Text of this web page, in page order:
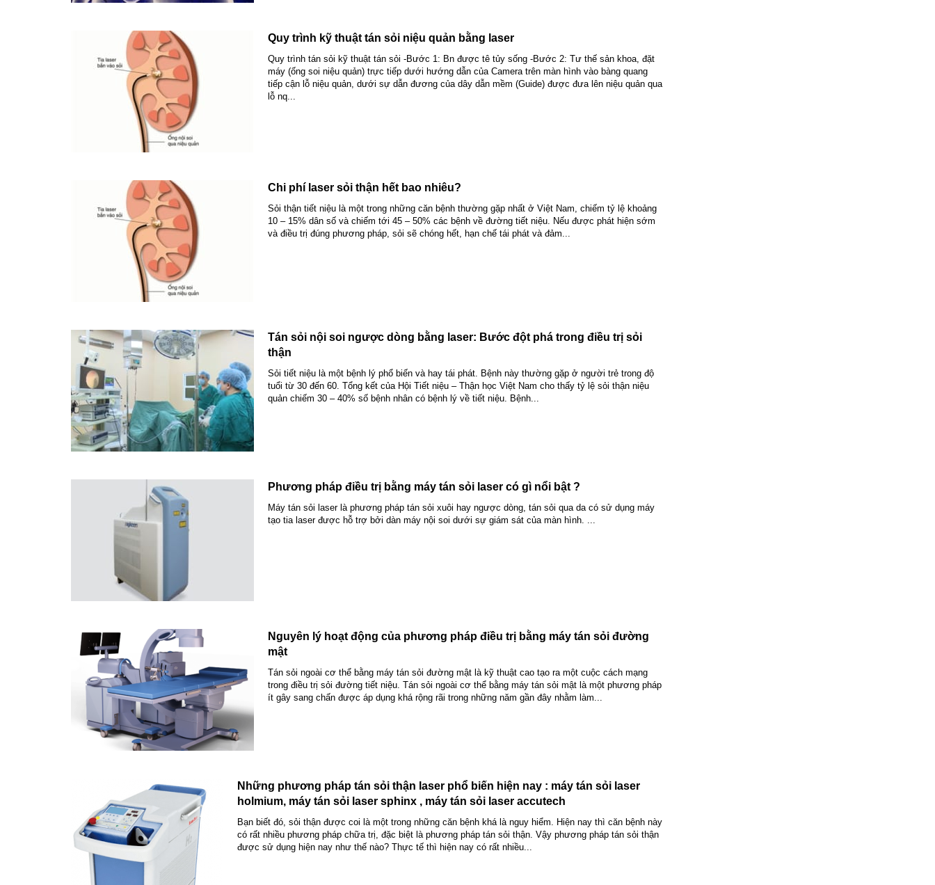
Quy trình kỹ thuật tán sỏi niệu quản bằng laser
Quy trình tán sỏi kỹ thuật tán sỏi -Bước 1: Bn được tê tủy sống -Bước 2: Tư thế sản khoa, đặt
máy (ống soi niệu quản) trực tiếp dưới hướng dẫn của Camera trên màn hình vào bàng quang
tiếp cận lỗ niệu quản, dưới sự dẫn đương của dây dẫn mềm (Guide) được đưa lên niệu quản qua
lỗ nq...
Chi phí laser sỏi thận hết bao nhiêu?
Sỏi thận tiết niệu là một trong những căn bệnh thường gặp nhất ở Việt Nam, chiếm tỷ lệ khoảng
10 – 15% dân số và chiếm tới 45 – 50% các bệnh về đường tiết niệu. Nếu được phát hiện sớm
và điều trị đúng phương pháp, sỏi sẽ chóng hết, hạn chế tái phát và đảm...
Tán sỏi nội soi ngược dòng bằng laser: Bước đột phá trong điều trị sỏi
thận
Sỏi tiết niệu là một bệnh lý phổ biến và hay tái phát. Bệnh này thường gặp ở người trẻ trong độ
tuổi từ 30 đến 60. Tổng kết của Hội Tiết niệu – Thận học Việt Nam cho thấy tỷ lệ sỏi thận niệu
quản chiếm 30 – 40% số bệnh nhân có bệnh lý về tiết niệu. Bệnh...
Phương pháp điều trị bằng máy tán sỏi laser có gì nổi bật ?
Máy tán sỏi laser là phương pháp tán sỏi xuôi hay ngược dòng, tán sỏi qua da có sử dụng máy
tạo tia laser được hỗ trợ bởi dàn máy nội soi dưới sự giám sát của màn hình. ...
Nguyên lý hoạt động của phương pháp điều trị bằng máy tán sỏi đường
mật
Tán sỏi ngoài cơ thể bằng máy tán sỏi đường mật là kỹ thuật cao tạo ra một cuộc cách mạng
trong điều trị sỏi đường tiết niệu. Tán sỏi ngoài cơ thể bằng máy tán sỏi mật là một phương pháp
ít gây sang chấn được áp dụng khá rộng rãi trong những năm gần đây nhằm làm...
Những phương pháp tán sỏi thận laser phổ biến hiện nay : máy tán sỏi laser
holmium, máy tán sỏi laser sphinx , máy tán sỏi laser accutech
Bạn biết đó, sỏi thận được coi là một trong những căn bệnh khá là nguy hiểm. Hiện nay thì căn bệnh này
có rất nhiều phương pháp chữa trị, đặc biệt là phương pháp tán sỏi thận. Vậy phương pháp tán sỏi thận
được sử dụng hiện nay như thế nào? Thực tế thì hiện nay có rất nhiều...